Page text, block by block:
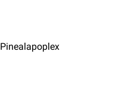
Pinealapoplex